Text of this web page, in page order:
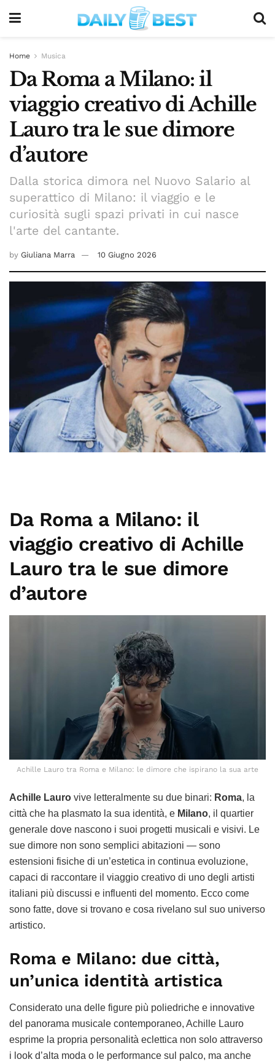
Home Musica
Da Roma a Milano: il
viaggio creativo di Achille
Lauro tra le sue dimore
d’autore
Dalla storica dimora nel Nuovo Salario al
superattico di Milano: il viaggio e le
curiosità sugli spazi privati in cui nasce
l'arte del cantante.
by Giuliana Marra 10 Giugno 2026
Da Roma a Milano: il
viaggio creativo di Achille
Lauro tra le sue dimore
d’autore
Achille Lauro tra Roma e Milano: le dimore che ispirano la sua arte
Achille Lauro vive letteralmente su due binari: Roma, la
città che ha plasmato la sua identità, e Milano, il quartier
generale dove nascono i suoi progetti musicali e visivi. Le
sue dimore non sono semplici abitazioni — sono
estensioni fisiche di un’estetica in continua evoluzione,
capaci di raccontare il viaggio creativo di uno degli artisti
italiani più discussi e influenti del momento. Ecco come
sono fatte, dove si trovano e cosa rivelano sul suo universo
artistico.
Roma e Milano: due città,
un’unica identità artistica
Considerato una delle figure più poliedriche e innovative
del panorama musicale contemporaneo, Achille Lauro
esprime la propria personalità eclettica non solo attraverso
i look d’alta moda o le performance sul palco, ma anche